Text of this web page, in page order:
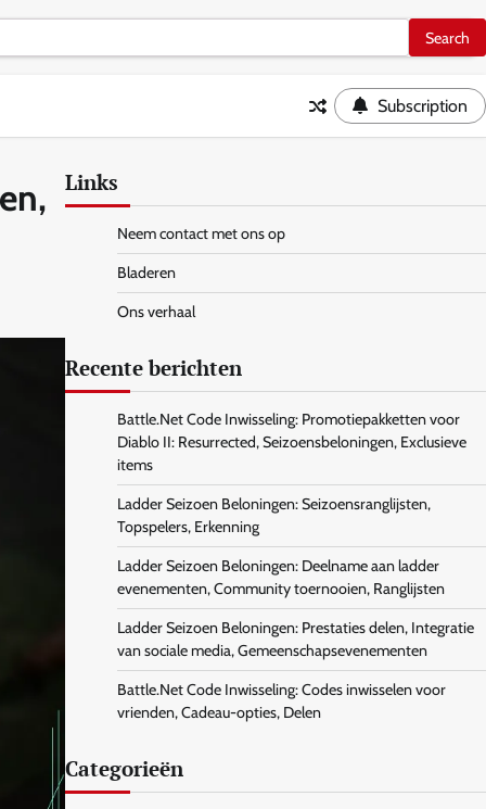
Subscription
Links
Neem contact met ons op
Bladeren
Ons verhaal
Recente berichten
Battle.Net Code Inwisseling: Promotiepakketten voor
Diablo II: Resurrected, Seizoensbeloningen, Exclusieve
items
Ladder Seizoen Beloningen: Seizoensranglijsten,
Topspelers, Erkenning
Ladder Seizoen Beloningen: Deelname aan ladder
evenementen, Community toernooien, Ranglijsten
Ladder Seizoen Beloningen: Prestaties delen, Integratie
van sociale media, Gemeenschapsevenementen
Battle.Net Code Inwisseling: Codes inwisselen voor
vrienden, Cadeau-opties, Delen
Categorieën